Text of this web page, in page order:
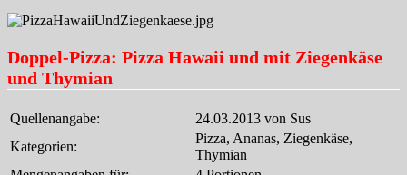
Doppel-Pizza: Pizza Hawaii und mit Ziegenkäse
und Thymian
Quellenangabe:
24.03.2013 von Sus
Kategorien:
Pizza, Ananas, Ziegenkäse,
Thymian